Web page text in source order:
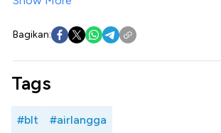
Bagikan:
Tags
#blt #airlangga